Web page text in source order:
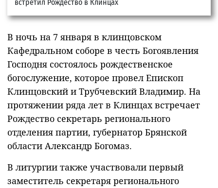
В ночь на 7 января в клинцовском
Кафедральном соборе в честь Богоявления
Господня состоялось рождественское
богослужение, которое провел Епископ
Клинцовский и Трубчевский Владимир. На
протяжении ряда лет в Клинцах встречает
Рождество секретарь регионального
отделения партии, губернатор Брянской
области Александр Богомаз.
В литургии также участвовали первый
заместитель секретаря регионального